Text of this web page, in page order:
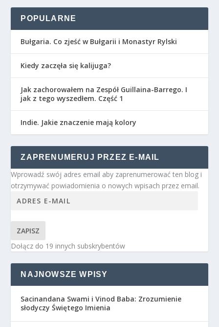
POPULARNE
Bułgaria. Co zjeść w Bułgarii i Monastyr Rylski
Kiedy zaczęła się kalijuga?
Jak zachorowałem na Zespół Guillaina-Barrego. I
jak z tego wyszedłem. Część 1
Indie. Jakie znaczenie mają kolory
ZAPRENUMERUJ PRZEZ E-MAIL
Wprowadź swój adres email aby zaprenumerować ten blog i
otrzymywać powiadomienia o nowych wpisach przez email.
ZAPISZ
Dołącz do 19 innych subskrybentów
NAJNOWSZE WPISY
Sacinandana Swami i Vinod Baba: Zrozumienie
słodyczy Świętego Imienia